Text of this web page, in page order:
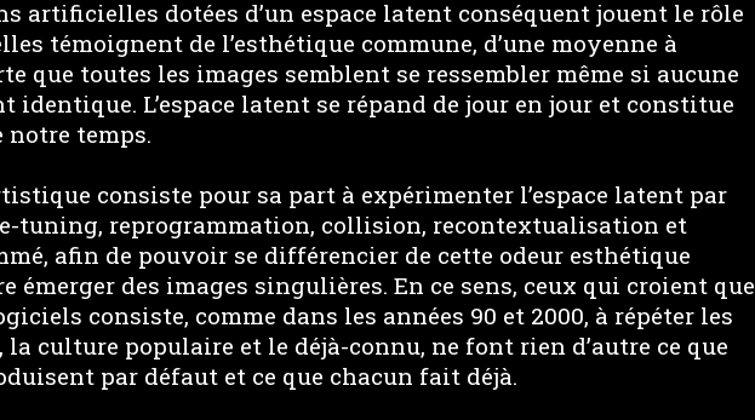
artificielles dotées d’un espace latent conséquent jouent le rôle
témoignent de l’esthétique commune, d’une moyenne à
que toutes les images semblent se ressembler même si aucune
identique. L’espace latent se répand de jour en jour et constitue
notre temps.
consiste pour sa part à expérimenter l’espace latent par
tuning, reprogrammation, collision, recontextualisation et
afin de pouvoir se différencier de cette odeur esthétique
émerger des images singulières. En ce sens, ceux qui croient que
consiste, comme dans les années 90 et 2000, à répéter les
culture populaire et le déjà-connu, ne font rien d’autre ce que
par défaut et ce que chacun fait déjà.